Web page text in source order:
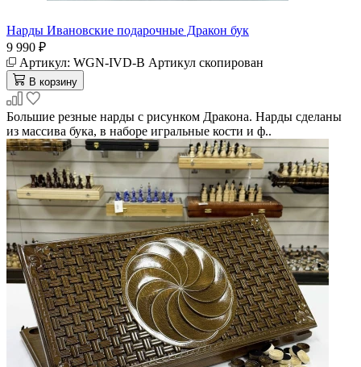
Нарды Ивановские подарочные Дракон бук
9 990 ₽
Артикул: WGN-IVD-B Артикул скопирован
В корзину
Большие резные нарды с рисунком Дракона. Нарды сделаны
из массива бука, в наборе игральные кости и ф..